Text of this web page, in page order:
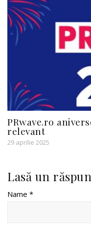
PRwave.ro
relevant
29 aprilie 2025
Lasă un
Name *